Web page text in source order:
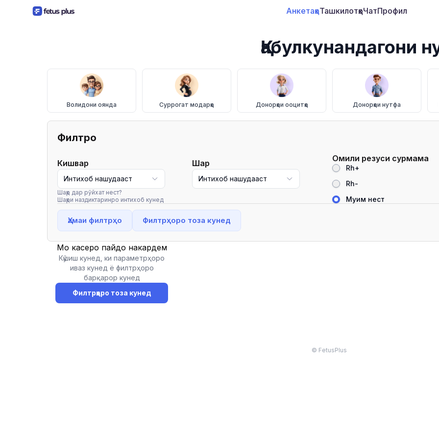
АнкетаҳоТашкилотҳоЧатПрофил
Қабулкунандагони
Волидони оянда Суррогат модарҳо Донорҳои ооцитҳо Донорҳои нутфа
Филтрҳо
Кишвар
Интихоб нашудааст
Шаҳр
Интихоб нашудааст
Шаҳр дар рӯйхат нест?
Шаҳри наздиктаринро интихоб кунед
Омили резуси сурмама
Rh+
Rh-
Муҳим нест
Ҳамаи филтрҳо Филтрҳоро тоза кунед
Мо касеро пайдо накардем
Кӯшиш кунед, ки параметрҳоро
иваз кунед ё филтрҳоро
барқарор кунед
Филтрҳоро тоза кунед
© FetusPlus